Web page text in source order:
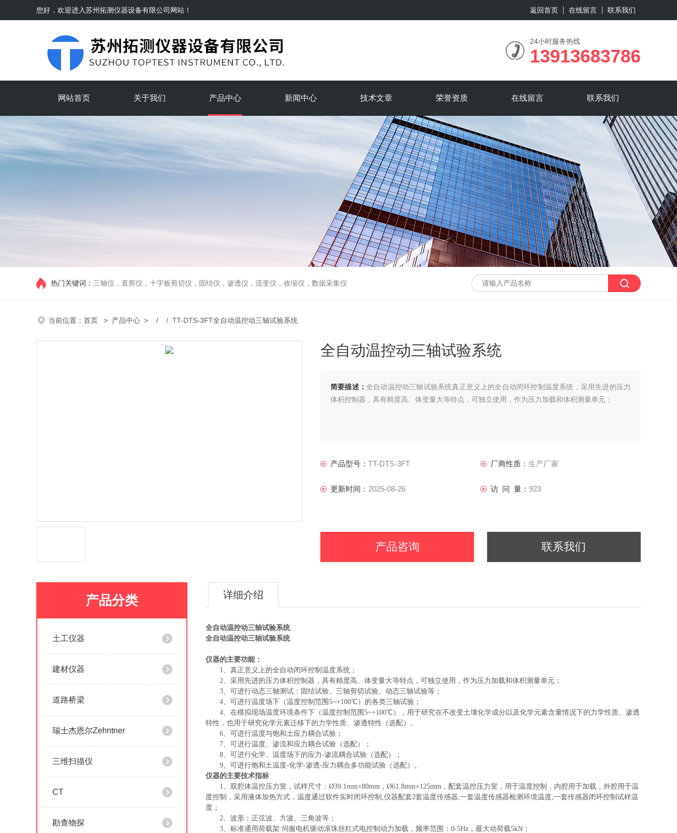
您好，欢迎进入苏州拓测仪器设备有限公司 网站！ 返回首页 在线留言 联系我们
24小时服务热线
13913683786
网站首页 关于我们 产品中心 新闻中心 技术文章 荣誉资质 在线留言 联系我们
热门关键词： 三轴仪，直剪仪，十字板剪切仪，固结仪，渗透仪，流变仪，收缩仪，数据采集仪
当前位置： 首页 > 产品中心 > / / TT-DTS-3FT全自动温控动三轴试验系统
全自动温控动三轴试验系统
简要描述： 全自动温控动三轴试验系统真正意义上的全自动闭环控制温度系统，采用先进的压力
体积控制器，具有精度高、体变量大等特点，可独立使用，作为压力加载和体积测量单元；
产品型号： TT-DTS-3FT 厂商性质： 生产厂家
更新时间： 2025-08-26 访 问 量： 923
产品咨询 联系我们
产品分类
土工仪器
建材仪器
道路桥梁
瑞士杰恩尔Zehntner
三维扫描仪
CT
勘查物探
详细介绍
全自动温控动三轴试验系统
全自动温控动三轴试验系统
仪器的主要功能：
1、 真正意义上的全自动闭环控制温度系统；
2、 采用先进的压力体积控制器，具有精度高、体变量大等特点，可独立使用，作为压力加载和体积测量单元；
3、 可进行动态三轴测试：固结试验、三轴剪切试验、动态三轴试验等；
4、可进行温度场下（温度控制范围5~+100℃）的各类三轴试验；
4、在模拟现场温度环境条件下（温度控制范围5~+100℃），用于研究在不改变土壤化学成分以及化学元素含量情况下的力学性质、渗透
特性，也用于研究化学元素迁移下的力学性质、渗透特性（选配）。
6、 可进行温度与饱和土应力耦合试验；
7、 可进行温度、渗流和应力耦合试验（选配）；
8、 可进行化学、温度场下的应力-渗流耦合试验（选配）；
9、 可进行饱和土温度-化学-渗透-应力耦合多功能试验（选配）。
仪器的主要技术指标
1、 双腔体温控压力室，试样尺寸：Ø39.1mm×80mm，Ø61.8mm×125mm，配套温控压力室，用于温度控制 ， 内腔用于加载，外腔用于温
度控制，采用液体加热方式 ，温度通过软件实时闭环控制,仪器配套2套温度传感器,一套温度传感器检测环境温度,一套传感器闭环控制试样温
度 ；
2、波形：正弦波、方波、三角波等；
3、标准通用荷载架:伺服电机驱动滚珠丝杠式电控制动力加载，频率范围：0-5Hz，最大动荷载5kN；